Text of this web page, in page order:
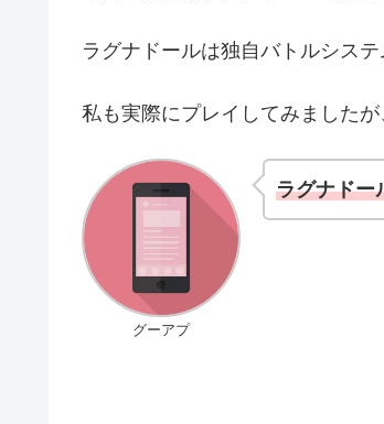
ラグナドールは独自バトルシス
私も実際にプレイしてみましたが
グーアプ
ラグナドー